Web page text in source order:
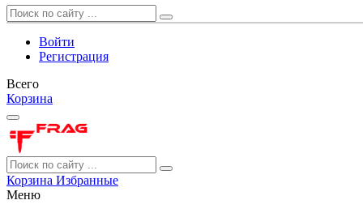
Войти
Регистрация
Всего
Корзина
Корзина Избранные
Меню